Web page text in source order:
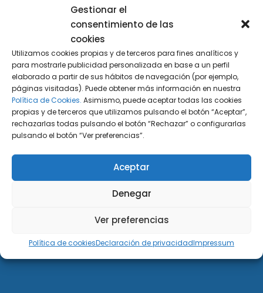
Gestionar el
consentimiento de las
cookies
Utilizamos cookies propias y de terceros para fines analíticos y
para mostrarle publicidad personalizada en base a un perfil
elaborado a partir de sus hábitos de navegación (por ejemplo,
páginas visitadas). Puede obtener más información en nuestra
Política de Cookies. Asimismo, puede aceptar todas las cookies
propias y de terceros que utilizamos pulsando el botón “Aceptar”,
rechazarlas todas pulsando el botón “Rechazar” o configurarlas
pulsando el botón “Ver preferencias”.
Aceptar
Denegar
Ver preferencias
Política de cookiesDeclaración de privacidadImpressum
DiG ABOGADOS
DiG Abogados es un despacho de abogados
multidisciplinar especializado en las materias de
fiscalidad y mercantil. Llevamos más de 50 años al